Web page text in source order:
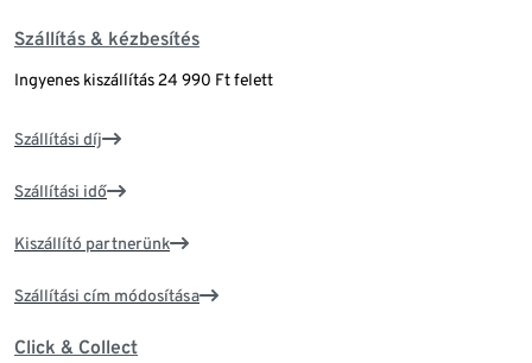
Szállítás & kézbesítés
Ingyenes kiszállítás 24 990 Ft felett
Szállítási díj
Szállítási idő
Kiszállító partnerünk
Szállítási cím módosítása
Click & Collect